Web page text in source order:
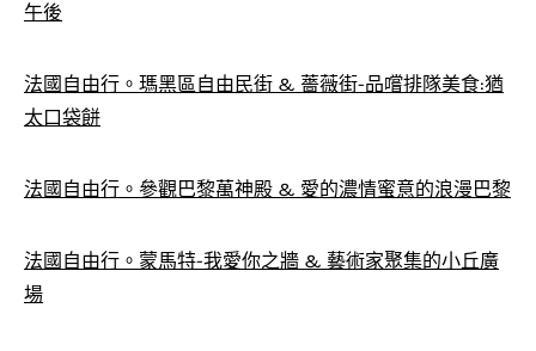
午後
法國自由行。瑪黑區自由民街 & 薔薇街-品嚐排隊美食:猶
太口袋餅
法國自由行。參觀巴黎萬神殿 & 愛的濃情蜜意的浪漫巴黎
法國自由行。蒙馬特-我愛你之牆 & 藝術家聚集的小丘廣
場